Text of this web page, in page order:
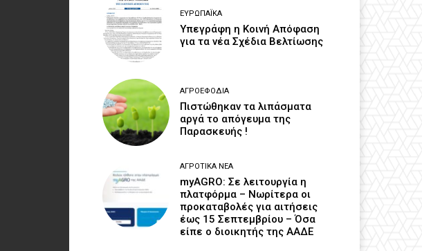
ΕΥΡΩΠΑΪΚΆ
Υπεγράφη η Κοινή Απόφαση
για τα νέα Σχέδια Βελτίωσης
ΑΓΡΟΕΦΌΔΙΑ
Πιστώθηκαν τα λιπάσματα
αργά το απόγευμα της
Παρασκευής !
ΑΓΡΟΤΙΚΆ ΝΈΑ
myAGRO: Σε λειτουργία η
πλατφόρμα – Νωρίτερα οι
προκαταβολές για αιτήσεις
έως 15 Σεπτεμβρίου – Όσα
είπε ο διοικητής της ΑΑΔΕ